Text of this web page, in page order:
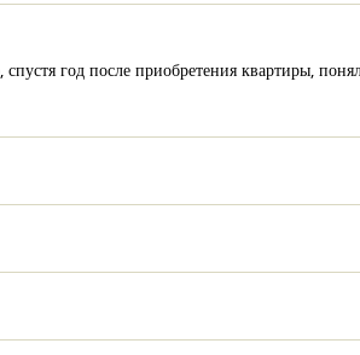
год после приобретения квартиры,